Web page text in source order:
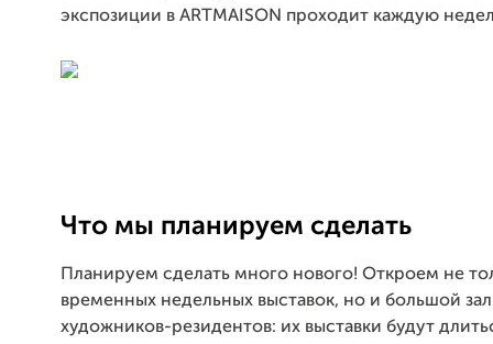
экспозиции в ARTMAISON проходит каждую
Что мы планируем сделать
Планируем сделать много нового! Откроем не
временных недельных выставок, но и большой
художников-резидентов: их выставки будут